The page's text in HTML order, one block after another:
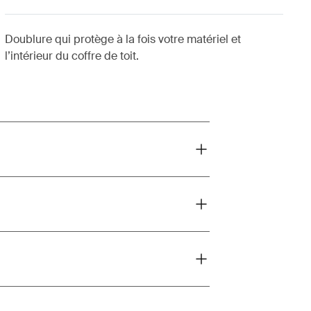
Doublure qui protège à la fois votre matériel et
l’intérieur du coffre de toit.